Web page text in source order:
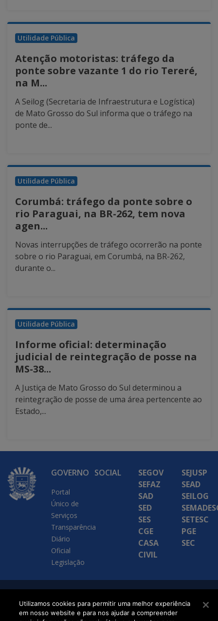
Utilidade Pública
Atenção motoristas: tráfego da
ponte sobre vazante 1 do rio Tereré,
na M...
A Seilog (Secretaria de Infraestrutura e Logística)
de Mato Grosso do Sul informa que o tráfego na
ponte de...
Utilidade Pública
Corumbá: tráfego da ponte sobre o
rio Paraguai, na BR-262, tem nova
agen...
Novas interrupções de tráfego ocorrerão na ponte
sobre o rio Paraguai, em Corumbá, na BR-262,
durante o...
Utilidade Pública
Informe oficial: determinação
judicial de reintegração de posse na
MS-38...
A Justiça de Mato Grosso do Sul determinou a
reintegração de posse de uma área pertencente ao
Estado,...
GOVERNO
Portal
Único de
Serviços
Transparência
Diário
Oficial
Legislação
SOCIAL
SEGOV
SEFAZ
SAD
SED
SES
CGE
CASA
CIVIL
SEJUSP
SEAD
SEILOG
SETESC
PGE
SEC
SETDIG | Secretaria-
Executiva de
Utilizamos cookies para permitir uma melhor experiência
em nosso website e para nos ajudar a compreender